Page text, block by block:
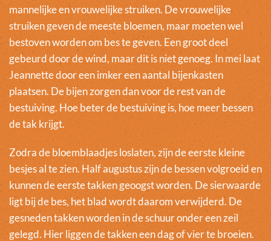
mannelijke en vrouwelijke struiken. De vrouwelijke
struiken geven de meeste bloemen, maar moeten wel
bestoven worden om bes te geven. Een groot deel
gebeurd door de wind, maar dit is niet genoeg. In mei laat
Jeannette door een imker een aantal bijenkasten
plaatsen. De bijen zorgen dan voor de rest van de
bestuiving. Hoe beter de bestuiving is, hoe meer bessen
de tak krijgt.
Zodra de bloemblaadjes loslaten, zijn de eerste kleine
besjes al te zien. Half augustus zijn de bessen volgroeid en
kunnen de eerste takken geoogst worden. De sierwaarde
ligt bij de bes, het blad wordt daarom verwijderd. De
gesneden takken worden in de schuur onder een zeil
gelegd. Hier liggen de takken een dag of vier te broeien.